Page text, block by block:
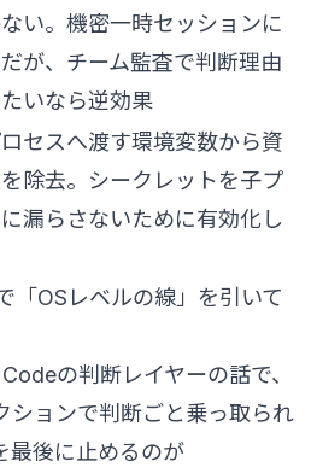
い。機密一時セッションに
が、チーム監査で判断理由
いなら逆効果
セスへ渡す環境変数から資
除去。シークレットを子プ
漏らさないために有効化し
「OSレベルの線」を引いて
の判断レイヤーの話で、
ションで判断ごと乗っ取られ
最後に止めるのが